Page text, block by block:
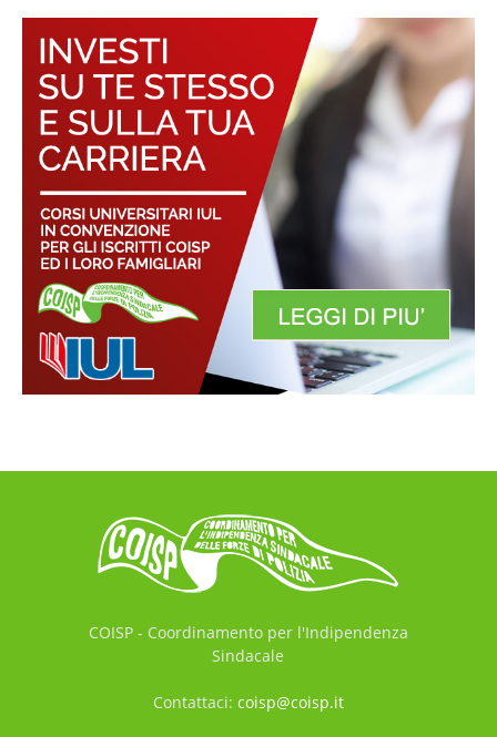
COISP - Coordinamento per l'Indipendenza
Sindacale
Contattaci: coisp@coisp.it